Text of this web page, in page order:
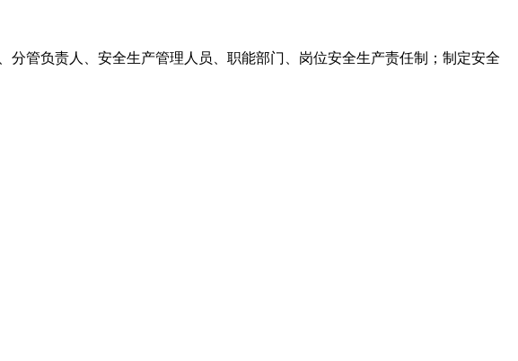
管负责人、安全生产管理人员、职能部门、岗位安全生产责任制；制定安全